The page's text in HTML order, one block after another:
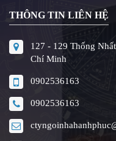
THÔNG TIN LIÊN HỆ
127 - 129 Thống
Chí Minh
0902536163
0902536163